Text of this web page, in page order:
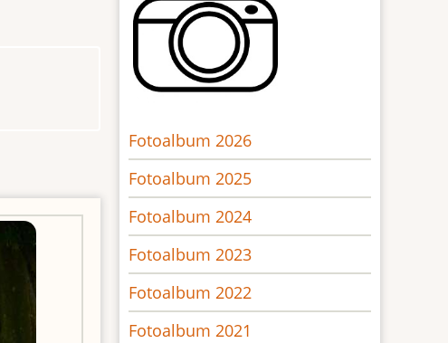
Fotoalbum 2026
Fotoalbum 2025
Fotoalbum 2024
Fotoalbum 2023
Fotoalbum 2022
Fotoalbum 2021